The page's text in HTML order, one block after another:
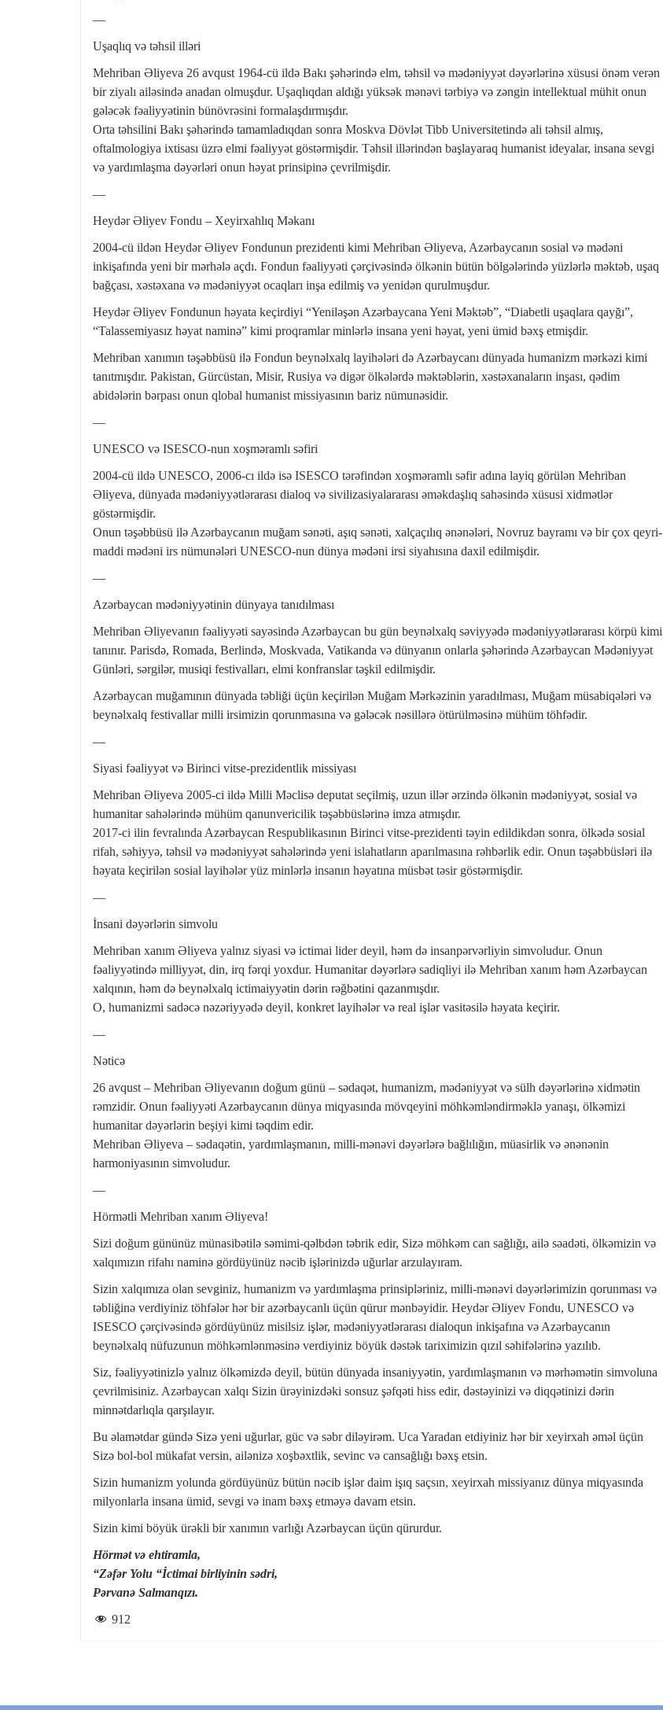
—
Uşaqlıq və təhsil illəri
Mehriban Əliyeva 26 avqust 1964-cü ildə Bakı şəhərində elm, təhsil və mədəniyyət dəyərlərinə xüsusi önəm verən
bir ziyalı ailəsində anadan olmuşdur. Uşaqlıqdan aldığı yüksək mənəvi tərbiyə və zəngin intellektual mühit onun
gələcək fəaliyyətinin bünövrəsini formalaşdırmışdır.
Orta təhsilini Bakı şəhərində tamamladıqdan sonra Moskva Dövlət Tibb Universitetində ali təhsil almış,
oftalmologiya ixtisası üzrə elmi fəaliyyət göstərmişdir. Təhsil illərindən başlayaraq humanist ideyalar, insana sevgi
və yardımlaşma dəyərləri onun həyat prinsipinə çevrilmişdir.
—
Heydər Əliyev Fondu – Xeyirxahlıq Məkanı
2004-cü ildən Heydər Əliyev Fondunun prezidenti kimi Mehriban Əliyeva, Azərbaycanın sosial və mədəni
inkişafında yeni bir mərhələ açdı. Fondun fəaliyyəti çərçivəsində ölkənin bütün bölgələrində yüzlərlə məktəb, uşaq
bağçası, xəstəxana və mədəniyyət ocaqları inşa edilmiş və yenidən qurulmuşdur.
Heydər Əliyev Fondunun həyata keçirdiyi “Yeniləşən Azərbaycana Yeni Məktəb”, “Diabetli uşaqlara qayğı”,
“Talassemiyasız həyat naminə” kimi proqramlar minlərlə insana yeni həyat, yeni ümid bəxş etmişdir.
Mehriban xanımın təşəbbüsü ilə Fondun beynəlxalq layihələri də Azərbaycanı dünyada humanizm mərkəzi kimi
tanıtmışdır. Pakistan, Gürcüstan, Misir, Rusiya və digər ölkələrdə məktəblərin, xəstəxanaların inşası, qədim
abidələrin bərpası onun qlobal humanist missiyasının bariz nümunəsidir.
—
UNESCO və ISESCO-nun xoşməramlı səfiri
2004-cü ildə UNESCO, 2006-cı ildə isə ISESCO tərəfindən xoşməramlı səfir adına layiq görülən Mehriban
Əliyeva, dünyada mədəniyyətlərarası dialoq və sivilizasiyalararası əməkdaşlıq sahəsində xüsusi xidmətlər
göstərmişdir.
Onun təşəbbüsü ilə Azərbaycanın muğam sənəti, aşıq sənəti, xalçaçılıq ənənələri, Novruz bayramı və bir çox qeyri-
maddi mədəni irs nümunələri UNESCO-nun dünya mədəni irsi siyahısına daxil edilmişdir.
—
Azərbaycan mədəniyyətinin dünyaya tanıdılması
Mehriban Əliyevanın fəaliyyəti sayəsində Azərbaycan bu gün beynəlxalq səviyyədə mədəniyyətlərarası körpü kimi
tanınır. Parisdə, Romada, Berlində, Moskvada, Vatikanda və dünyanın onlarla şəhərində Azərbaycan Mədəniyyət
Günləri, sərgilər, musiqi festivalları, elmi konfranslar təşkil edilmişdir.
Azərbaycan muğamının dünyada təbliği üçün keçirilən Muğam Mərkəzinin yaradılması, Muğam müsabiqələri və
beynəlxalq festivallar milli irsimizin qorunmasına və gələcək nəsillərə ötürülməsinə mühüm töhfədir.
—
Siyasi fəaliyyət və Birinci vitse-prezidentlik missiyası
Mehriban Əliyeva 2005-ci ildə Milli Məclisə deputat seçilmiş, uzun illər ərzində ölkənin mədəniyyət, sosial və
humanitar sahələrində mühüm qanunvericilik təşəbbüslərinə imza atmışdır.
2017-ci ilin fevralında Azərbaycan Respublikasının Birinci vitse-prezidenti təyin edildikdən sonra, ölkədə sosial
rifah, səhiyyə, təhsil və mədəniyyət sahələrində yeni islahatların aparılmasına rəhbərlik edir. Onun təşəbbüsləri ilə
həyata keçirilən sosial layihələr yüz minlərlə insanın həyatına müsbət təsir göstərmişdir.
—
İnsani dəyərlərin simvolu
Mehriban xanım Əliyeva yalnız siyasi və ictimai lider deyil, həm də insanpərvərliyin simvoludur. Onun
fəaliyyətində milliyyət, din, irq fərqi yoxdur. Humanitar dəyərlərə sadiqliyi ilə Mehriban xanım həm Azərbaycan
xalqının, həm də beynəlxalq ictimaiyyətin dərin rəğbətini qazanmışdır.
O, humanizmi sadəcə nəzəriyyədə deyil, konkret layihələr və real işlər vasitəsilə həyata keçirir.
—
Nəticə
26 avqust – Mehriban Əliyevanın doğum günü – sədaqət, humanizm, mədəniyyət və sülh dəyərlərinə xidmətin
rəmzidir. Onun fəaliyyəti Azərbaycanın dünya miqyasında mövqeyini möhkəmləndirməklə yanaşı, ölkəmizi
humanitar dəyərlərin beşiyi kimi təqdim edir.
Mehriban Əliyeva – sədaqətin, yardımlaşmanın, milli-mənəvi dəyərlərə bağlılığın, müasirlik və ənənənin
harmoniyasının simvoludur.
—
Hörmətli Mehriban xanım Əliyeva!
Sizi doğum gününüz münasibətilə səmimi-qəlbdən təbrik edir, Sizə möhkəm can sağlığı, ailə səadəti, ölkəmizin və
xalqımızın rifahı naminə gördüyünüz nəcib işlərinizdə uğurlar arzulayıram.
Sizin xalqımıza olan sevginiz, humanizm və yardımlaşma prinsipləriniz, milli-mənəvi dəyərlərimizin qorunması və
təbliğinə verdiyiniz töhfələr hər bir azərbaycanlı üçün qürur mənbəyidir. Heydər Əliyev Fondu, UNESCO və
ISESCO çərçivəsində gördüyünüz misilsiz işlər, mədəniyyətlərarası dialoqun inkişafına və Azərbaycanın
beynəlxalq nüfuzunun möhkəmlənməsinə verdiyiniz böyük dəstək tariximizin qızıl səhifələrinə yazılıb.
Siz, fəaliyyətinizlə yalnız ölkəmizdə deyil, bütün dünyada insaniyyətin, yardımlaşmanın və mərhəmətin simvoluna
çevrilmisiniz. Azərbaycan xalqı Sizin ürəyinizdəki sonsuz şəfqəti hiss edir, dəstəyinizi və diqqətinizi dərin
minnətdarlıqla qarşılayır.
Bu əlamətdar gündə Sizə yeni uğurlar, güc və səbr diləyirəm. Uca Yaradan etdiyiniz hər bir xeyirxah əməl üçün
Sizə bol-bol mükafat versin, ailənizə xoşbəxtlik, sevinc və cansağlığı bəxş etsin.
Sizin humanizm yolunda gördüyünüz bütün nəcib işlər daim işıq saçsın, xeyirxah missiyanız dünya miqyasında
milyonlarla insana ümid, sevgi və inam bəxş etməyə davam etsin.
Sizin kimi böyük ürəkli bir xanımın varlığı Azərbaycan üçün qürurdur.
Hörmət və ehtiramla,
“Zəfər Yolu “İctimai birliyinin sədri,
Pərvanə Salmanqızı.
912